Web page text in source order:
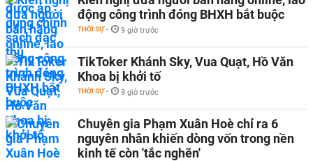
động công trình đóng BHXH bắt buộc
THỜI SỰ - 9 giờ trước
TikToker Khánh Sky, Vua Quạt, Hồ Văn
Khoa bị khởi tố
THỜI SỰ - 9 giờ trước
Chuyên gia Phạm Xuân Hoè chỉ ra 6
nguyên nhân khiến dòng vốn trong nền
kinh tế còn 'tắc nghẽn'